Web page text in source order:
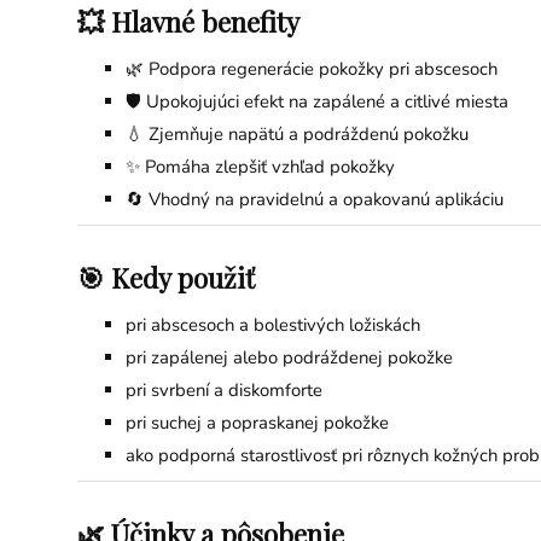
💥 Hlavné benefity
🌿 Podpora regenerácie pokožky pri abscesoch
🛡️ Upokojujúci efekt na zapálené a citlivé miesta
💧 Zjemňuje napätú a podráždenú pokožku
✨ Pomáha zlepšiť vzhľad pokožky
🔄 Vhodný na pravidelnú a opakovanú aplikáciu
🎯 Kedy použiť
pri abscesoch a bolestivých ložiskách
pri zapálenej alebo podráždenej pokožke
pri svrbení a diskomforte
pri suchej a popraskanej pokožke
ako podporná starostlivosť pri rôznych kožných
🌿 Účinky a pôsobenie